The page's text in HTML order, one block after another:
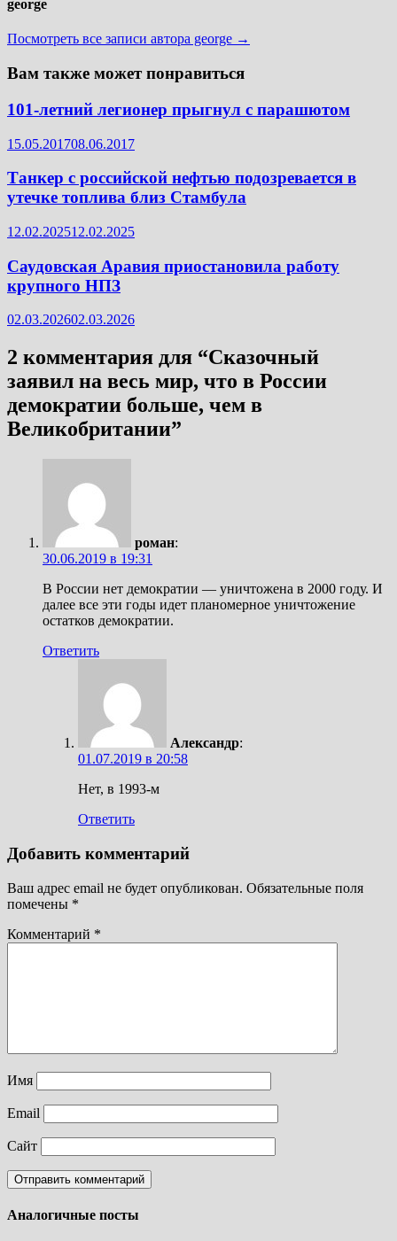
george
Посмотреть все записи автора george →
Вам также может понравиться
101-летний легионер прыгнул с парашютом
15.05.201708.06.2017
Танкер с российской нефтью подозревается в
утечке топлива близ Стамбула
12.02.202512.02.2025
Саудовская Аравия приостановила работу
крупного НПЗ
02.03.202602.03.2026
2 комментария для “Сказочный
заявил на весь мир, что в России
демократии больше, чем в
Великобритании”
роман:
30.06.2019 в 19:31
В России нет демократии — уничтожена в 2000 году. И
далее все эти годы идет планомерное уничтожение
остатков демократии.
Ответить
Александр:
01.07.2019 в 20:58
Нет, в 1993-м
Ответить
Добавить комментарий
Ваш адрес email не будет опубликован. Обязательные поля
помечены *
Комментарий *
Имя
Email
Сайт
Аналогичные посты